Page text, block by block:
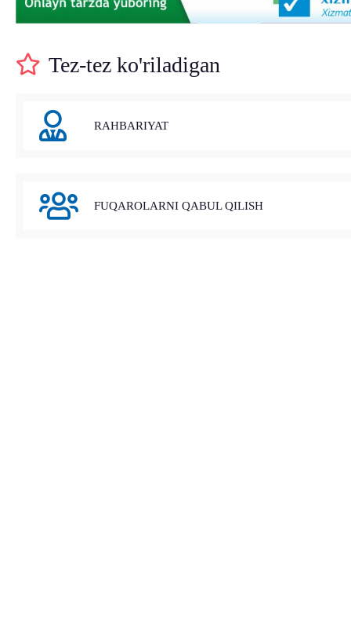
Tez-tez ko'riladigan
RAHBARIYAT
FUQAROLARNI QABUL QILISH